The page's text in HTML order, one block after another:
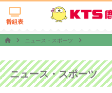
番組表
ニュース・スポーツ
ニュース・スポーツ